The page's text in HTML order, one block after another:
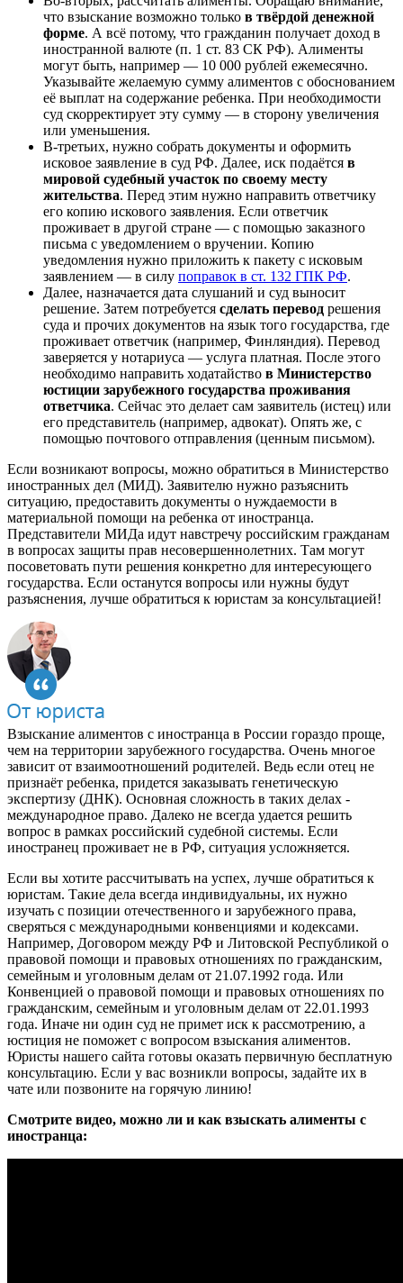
что взыскание возможно только в твёрдой денежной
форме. А всё потому, что гражданин получает доход в
иностранной валюте (п. 1 ст. 83 СК РФ). Алименты
могут быть, например — 10 000 рублей ежемесячно.
Указывайте желаемую сумму алиментов с обоснованием
её выплат на содержание ребенка. При необходимости
суд скорректирует эту сумму — в сторону увеличения
или уменьшения.
В-третьих, нужно собрать документы и оформить
исковое заявление в суд РФ. Далее, иск подаётся в
мировой судебный участок по своему месту
жительства. Перед этим нужно направить ответчику
его копию искового заявления. Если ответчик
проживает в другой стране — с помощью заказного
письма с уведомлением о вручении. Копию
уведомления нужно приложить к пакету с исковым
заявлением — в силу поправок в ст. 132 ГПК РФ.
Далее, назначается дата слушаний и суд выносит
решение. Затем потребуется сделать перевод решения
суда и прочих документов на язык того государства, где
проживает ответчик (например, Финляндия). Перевод
заверяется у нотариуса — услуга платная. После этого
необходимо направить ходатайство в Министерство
юстиции зарубежного государства проживания
ответчика. Сейчас это делает сам заявитель (истец) или
его представитель (например, адвокат). Опять же, с
помощью почтового отправления (ценным письмом).
Если возникают вопросы, можно обратиться в Министерство
иностранных дел (МИД). Заявителю нужно разъяснить
ситуацию, предоставить документы о нуждаемости в
материальной помощи на ребенка от иностранца.
Представители МИДа идут навстречу российским гражданам
в вопросах защиты прав несовершеннолетних. Там могут
посоветовать пути решения конкретно для интересующего
государства. Если останутся вопросы или нужны будут
разъяснения, лучше обратиться к юристам за консультацией!
Взыскание алиментов с иностранца в России гораздо проще,
чем на территории зарубежного государства. Очень многое
зависит от взаимоотношений родителей. Ведь если отец не
признаёт ребенка, придется заказывать генетическую
экспертизу (ДНК). Основная сложность в таких делах -
международное право. Далеко не всегда удается решить
вопрос в рамках российский судебной системы. Если
иностранец проживает не в РФ, ситуация усложняется.
Если вы хотите рассчитывать на успех, лучше обратиться к
юристам. Такие дела всегда индивидуальны, их нужно
изучать с позиции отечественного и зарубежного права,
сверяться с международными конвенциями и кодексами.
Например, Договором между РФ и Литовской Республикой о
правовой помощи и правовых отношениях по гражданским,
семейным и уголовным делам от 21.07.1992 года. Или
Конвенцией о правовой помощи и правовых отношениях по
гражданским, семейным и уголовным делам от 22.01.1993
года. Иначе ни один суд не примет иск к рассмотрению, а
юстиция не поможет с вопросом взыскания алиментов.
Юристы нашего сайта готовы оказать первичную бесплатную
консультацию. Если у вас возникли вопросы, задайте их в
чате или позвоните на горячую линию!
Смотрите видео, можно ли и как взыскать алименты с
иностранца: